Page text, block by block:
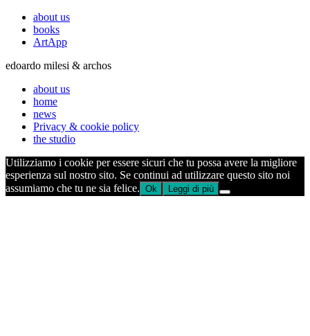
about us
books
ArtApp
edoardo milesi & archos
about us
home
news
Privacy & cookie policy
the studio
Utilizziamo i cookie per essere sicuri che tu possa avere la migliore
esperienza sul nostro sito. Se continui ad utilizzare questo sito noi
assumiamo che tu ne sia felice. Ok Leggi di più